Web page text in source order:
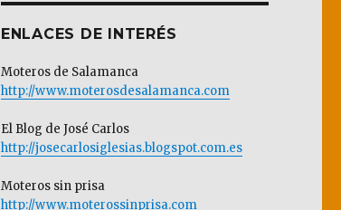
ENLACES DE INTERÉS
Moteros de Salamanca
http://www.moterosdesalamanca.com
El Blog de José Carlos
http://josecarlosiglesias.blogspot.com.es
Moteros sin prisa
http://www.moterossinprisa.com